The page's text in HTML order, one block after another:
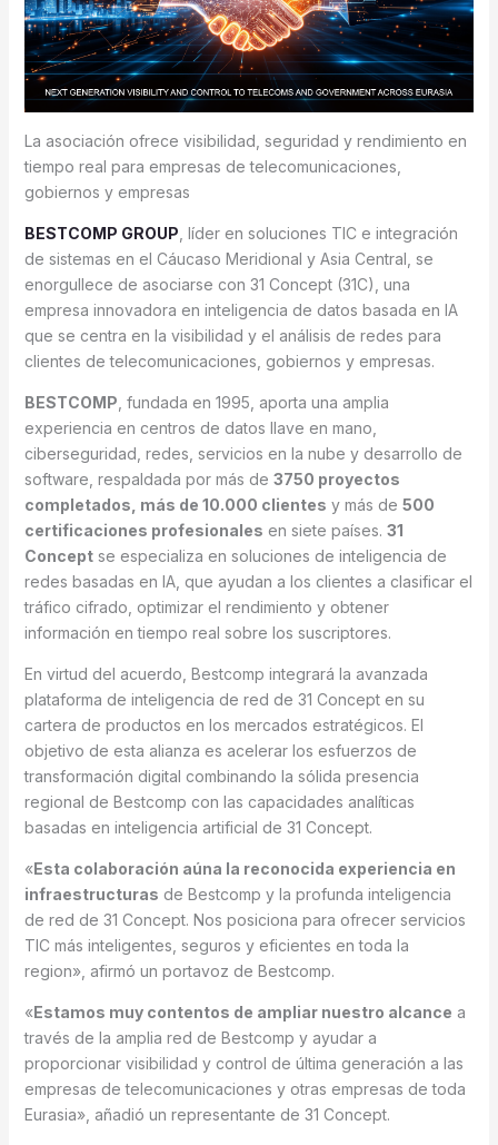
La asociación ofrece visibilidad, seguridad y rendimiento en
tiempo real para empresas de telecomunicaciones,
gobiernos y empresas
BESTCOMP GROUP , líder en soluciones TIC e integración
de sistemas en el Cáucaso Meridional y Asia Central, se
enorgullece de asociarse con 31 Concept (31C), una
empresa innovadora en inteligencia de datos basada en IA
que se centra en la visibilidad y el análisis de redes para
clientes de telecomunicaciones, gobiernos y empresas.
BESTCOMP , fundada en 1995, aporta una amplia
experiencia en centros de datos llave en mano,
ciberseguridad, redes, servicios en la nube y desarrollo de
software, respaldada por más de 3750 proyectos
completados, más de 10.000 clientes y más de 500
certificaciones profesionales en siete países. 31
Conceptse especializa en soluciones de inteligencia de
redes basadas en IA, que ayudan a los clientes a clasificar el
tráfico cifrado, optimizar el rendimiento y obtener
información en tiempo real sobre los suscriptores.
En virtud del acuerdo, Bestcomp integrará la avanzada
plataforma de inteligencia de red de 31 Concept en su
cartera de productos en los mercados estratégicos. El
objetivo de esta alianza es acelerar los esfuerzos de
transformación digital combinando la sólida presencia
regional de Bestcomp con las capacidades analíticas
basadas en inteligencia artificial de 31 Concept.
«Esta colaboración aúna la reconocida experiencia en
infraestructuras de Bestcomp y la profunda inteligencia
de red de 31 Concept. Nos posiciona para ofrecer servicios
TIC más inteligentes, seguros y eficientes en toda la
region», afirmó un portavoz de Bestcomp.
«Estamos muy contentos de ampliar nuestro alcance a
través de la amplia red de Bestcomp y ayudar a
proporcionar visibilidad y control de última generación a las
empresas de telecomunicaciones y otras empresas de toda
Eurasia», añadió un representante de 31 Concept.